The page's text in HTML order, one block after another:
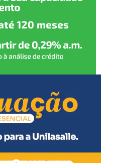
previstos para
o Rio Grande do Sul.
é o sistema de Cell
de alertas diretamente
impactos
destacou resultados
de prevenção e
áreas vulneráveis.